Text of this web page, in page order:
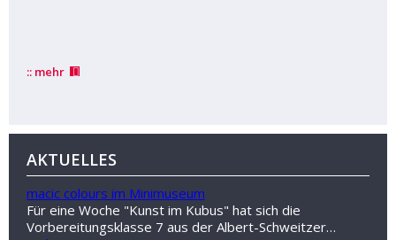
:: mehr über Imagefilm
AKTUELLES
macic colours im Minimuseum
Für eine Woche "Kunst im Kubus" hat sich die
Vorbereitungsklasse 7 aus der Albert-Schweitzer…